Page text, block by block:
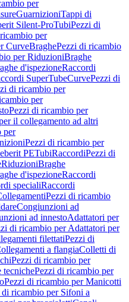
per
GuarnizioniTappi di
Silent-ProTubiPezzi di
per
CurveBraghePezzi di ricambio
per RiduzioniBraghe
d'ispezioneRaccordi
SuperTubeCurvePezzi di
di ricambio per
per
Pezzi di ricambio per
il collegamento ad altri
per
Pezzi di ricambio per
PETubiRaccordiPezzi di
RiduzioniBraghe
d'ispezioneRaccordi
specialiRaccordi
Pezzi di ricambio
Congiunzioni ad
ad innestoAdattatori per
di ricambio per Adattatori per
filettatiPezzi di
a flangiaColletti di
Pezzi di ricambio per
tecnichePezzi di ricambio per
Pezzi di ricambio per Manicotti
di ricambio per Sifoni a